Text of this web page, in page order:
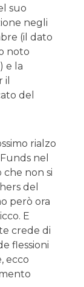
suo
negli
(il dato
noto
e la
il
del
rialzo
nel
che non si
del
però ora
E
crede di
flessioni
ecco